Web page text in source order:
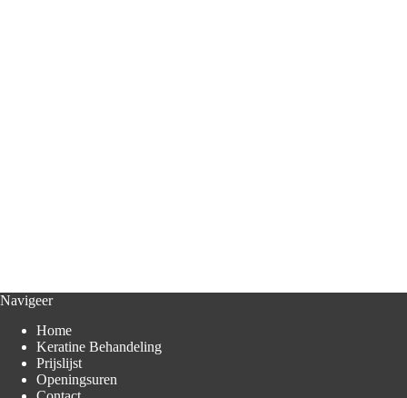
Navigeer
Home
Keratine Behandeling
Prijslijst
Openingsuren